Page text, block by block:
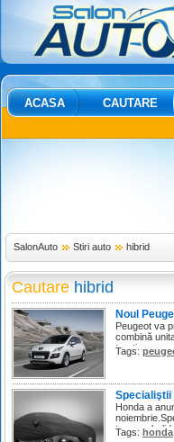
ACASA CAUTARE
SalonAuto Stiri auto hibrid
Cautare hibrid
Noul
Peugeot va
combină
tracţiune pe
Tags:
Specialiştii
Honda a
tunarea
Tags: honda